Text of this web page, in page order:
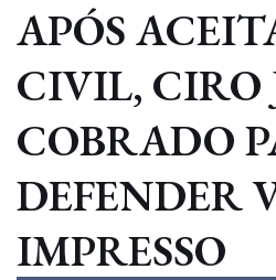
APÓS
CIVIL, CIRO
COBRADO
DEFENDER
IMPRESSO